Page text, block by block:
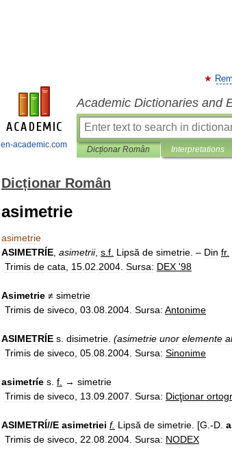
en-academic.com
Academic Dictionaries and
Dicționar Român Interpretations
Dicționar Român
asimetrie
asimetrie
ASIMETRÍE asimetrii, s f Lipsă de simetrie . – Din fr.
Trimis de cata 15 02 2004 Sursa: DEX '98
Asimetrie ≠ simetrie
Trimis de siveco 03 08 2004 Sursa: Antonime
ASIMETRÍE s disimetrie (asimetrie unor elemente
Trimis de siveco 05 08 2004 Sursa: Sinonime
asimetríe s f → simetrie
Trimis de siveco 13 09 2007 Sursa: Dicţionar
ASIMETRÍ//E asimetriei f. Lipsă de simetrie . [G .-D
Trimis de siveco 22 08 2004 Sursa: NODEX